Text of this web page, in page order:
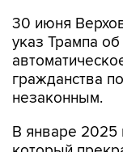
30 июня
указ Трампа
гражданства
незаконным.
В январе 2025